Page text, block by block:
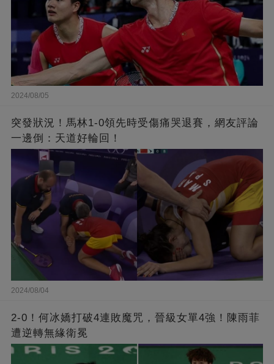
2024/08/05
突發狀況！馬林1-0領先時受傷痛哭退賽，網友評論
一邊倒：天道好輪回！
2024/08/04
2-0！何冰嬌打破4連敗魔咒，晉級女單4強！陳雨菲
遭逆轉無緣衛冕